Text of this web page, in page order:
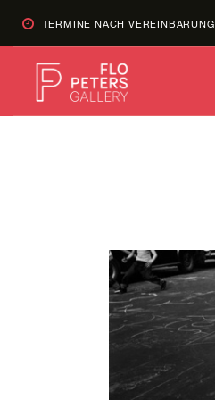
TERMINE NACH VEREINBARUNG